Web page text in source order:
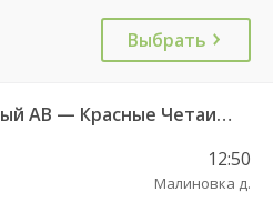
Выбрать
Чебоксары Пригородный АВ — Красные Четаи с. ДКП ч/з Аликово с. ДКП 753
12:50
Малиновка д.